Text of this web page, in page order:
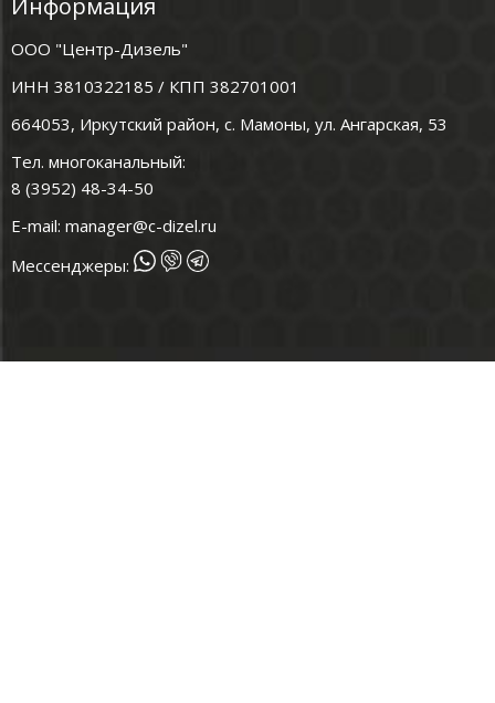
Информация
ООО "Центр-Дизель"
ИНН 3810322185 / КПП 382701001
664053, Иркутский район, с. Мамоны, ул. Ангарская, 53
Тел. многоканальный:
8 (3952) 48-34-50
E-mail: manager@c-dizel.ru
Мессенджеры: